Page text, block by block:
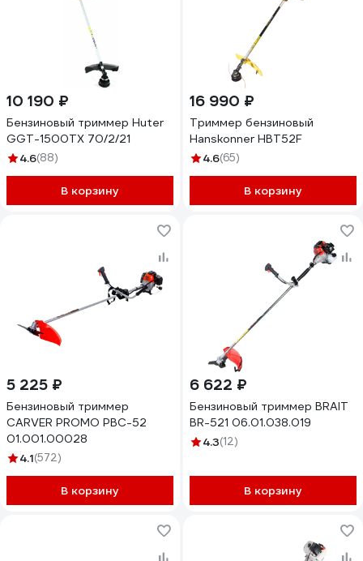
10 190 ₽
Бензиновый триммер Huter
GGT-1500TX 70/2/21
4.6(88)
В корзину
16 990 ₽
Триммер бензиновый
Hanskonner HBT52F
4.6(65)
В корзину
5 225 ₽
Бензиновый триммер
CARVER PROMO PBC-52
01.001.00028
4.1(572)
В корзину
6 622 ₽
Бензиновый триммер BRAIT
BR-521 06.01.038.019
4.3(12)
В корзину